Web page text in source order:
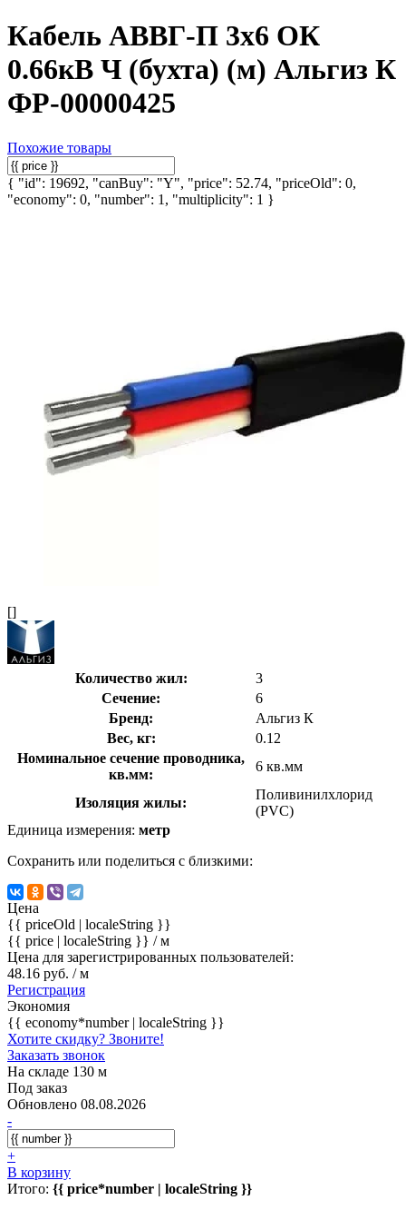
Кабель АВВГ-П 3х6 ОК
0.66кВ Ч (бухта) (м) Альгиз К
ФР-00000425
Похожие товары
{ "id": 19692, "canBuy": "Y", "price": 52.74, "priceOld": 0,
"economy": 0, "number": 1, "multiplicity": 1 }
[]
Количество жил:
3
Сечение:
6
Бренд:
Альгиз К
Вес, кг:
0.12
Номинальное сечение проводника,
кв.мм:
6 кв.мм
Изоляция жилы:
Поливинилхлорид
(PVC)
Единица измерения: метр
Сохранить или поделиться с близкими:
Цена
{{ priceOld | localeString }}
{{ price | localeString }} / м
Цена для зарегистрированных пользователей:
48.16 руб. / м
Регистрация
Экономия
{{ economy*number | localeString }}
Хотите скидку? Звоните!
Заказать звонок
На складе 130 м
Под заказ
Обновлено 08.08.2026
-
+
В корзину
Итого: {{ price*number | localeString }}